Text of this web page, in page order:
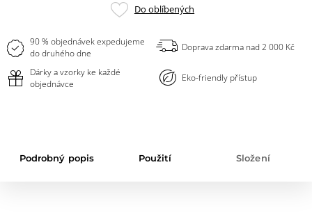
Přidat
Do oblíbených
90 % objednávek expedujeme
do druhého dne
Doprava zdarma nad 2 000 Kč
Dárky a vzorky ke každé
objednávce
Eko-friendly přístup
Podrobný popis Použití Složení